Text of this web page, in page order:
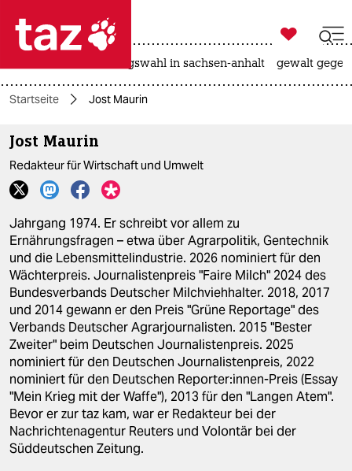
 taz zahl ich
taz zahl ich
themen
politik
öko
gesellschaft
kultur
sport
berlin
nord
wahrheit
verlag

taz zahl ich
landtagswahl in sachsen-anhalt gewalt
Startseite Jost Maurin
Jost Maurin
Redakteur für Wirtschaft und Umwelt
Jahrgang 1974. Er schreibt vor allem zu
Ernährungsfragen – etwa über Agrarpolitik, Gentechnik
und die Lebensmittelindustrie. 2026 nominiert für den
Wächterpreis. Journalistenpreis "Faire Milch" 2024 des
Bundesverbands Deutscher Milchviehhalter. 2018, 2017
und 2014 gewann er den Preis "Grüne Reportage" des
Verbands Deutscher Agrarjournalisten. 2015 "Bester
Zweiter" beim Deutschen Journalistenpreis. 2025
nominiert für den Deutschen Journalistenpreis, 2022
nominiert für den Deutschen Reporter:innen-Preis (Essay
"Mein Krieg mit der Waffe"), 2013 für den "Langen Atem".
Bevor er zur taz kam, war er Redakteur bei der
Nachrichtenagentur Reuters und Volontär bei der
Süddeutschen Zeitung.